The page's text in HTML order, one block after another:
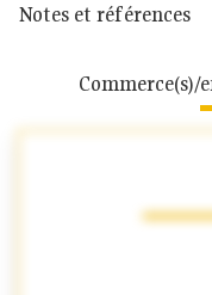
Notes et références
Commerce(s)/